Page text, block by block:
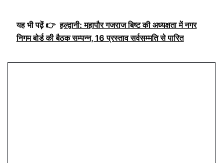
यह भी पढ़ें 👉 हल्द्वानी: महापौर गजराज बिष्ट की अध्यक्षता में नगर
निगम बोर्ड की बैठक सम्पन्न, 16 प्रस्ताव सर्वसम्मति से पारित